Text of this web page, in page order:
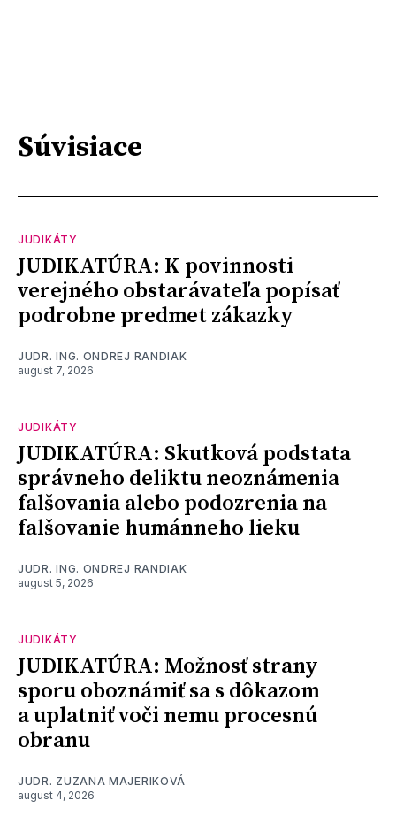
Súvisiace
JUDIKÁTY
JUDIKATÚRA: K povinnosti
verejného obstarávateľa popísať
podrobne predmet zákazky
JUDR. ING. ONDREJ RANDIAK
august 7, 2026
JUDIKÁTY
JUDIKATÚRA: Skutková podstata
správneho deliktu neoznámenia
falšovania alebo podozrenia na
falšovanie humánneho lieku
JUDR. ING. ONDREJ RANDIAK
august 5, 2026
JUDIKÁTY
JUDIKATÚRA: Možnosť strany
sporu oboznámiť sa s dôkazom
a uplatniť voči nemu procesnú
obranu
JUDR. ZUZANA MAJERIKOVÁ
august 4, 2026